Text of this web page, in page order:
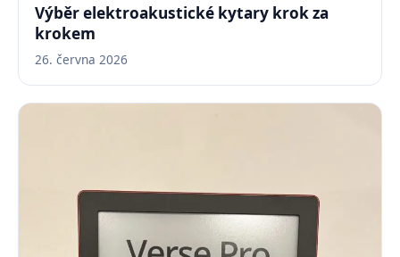
Výběr elektroakustické kytary krok za
krokem
26. června 2026